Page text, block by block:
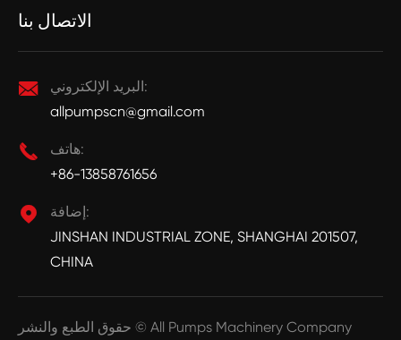
الاتصال بنا

البريد الإلكتروني:
allpumpscn@gmail.com

هاتف:
+86-13858761656

إضافة:
JINSHAN INDUSTRIAL ZONE, SHANGHAI 201507,
CHINA
حقوق الطبع والنشر © All Pumps Machinery Company